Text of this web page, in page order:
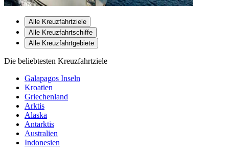
Alle Kreuzfahrtziele
Alle Kreuzfahrtschiffe
Alle Kreuzfahrtgebiete
Die beliebtesten Kreuzfahrtziele
Galapagos Inseln
Kroatien
Griechenland
Arktis
Alaska
Antarktis
Australien
Indonesien